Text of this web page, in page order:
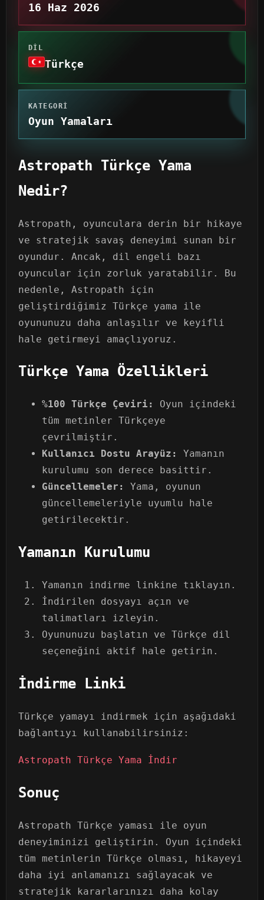
16 Haz 2026
DIL
Türkçe
KATEGORI
Oyun Yamaları
Astropath Türkçe Yama
Nedir?
Astropath, oyunculara derin bir hikaye
ve stratejik savaş deneyimi sunan bir
oyundur. Ancak, dil engeli bazı
oyuncular için zorluk yaratabilir. Bu
nedenle, Astropath için
geliştirdiğimiz Türkçe yama ile
oyununuzu daha anlaşılır ve keyifli
hale getirmeyi amaçlıyoruz.
Türkçe Yama Özellikleri
%100 Türkçe Çeviri:
Oyun içindeki
tüm metinler Türkçeye
çevrilmiştir.
Kullanıcı Dostu Arayüz:
Yamanın
kurulumu son derece basittir.
Güncellemeler:
Yama, oyunun
güncellemeleriyle uyumlu hale
getirilecektir.
Yamanın Kurulumu
Yamanın indirme linkine tıklayın.
İndirilen dosyayı açın ve
talimatları izleyin.
Oyununuzu başlatın ve Türkçe dil
seçeneğini aktif hale getirin.
İndirme Linki
Türkçe yamayı indirmek için aşağıdaki
bağlantıyı kullanabilirsiniz:
Astropath Türkçe Yama İndir
Sonuç
Astropath Türkçe yaması ile oyun
deneyiminizi geliştirin. Oyun içindeki
tüm metinlerin Türkçe olması, hikayeyi
daha iyi anlamanızı sağlayacak ve
stratejik kararlarınızı daha kolay